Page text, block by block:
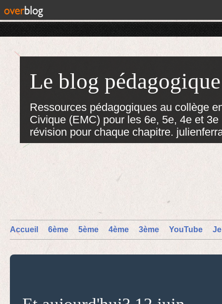
Le blog
Ressources pédagogiques au collège
Civique (EMC) pour les 6e, 5e, 4e et
révision pour chaque chapitre.
Accueil 6ème 5ème 4ème 3ème YouTube